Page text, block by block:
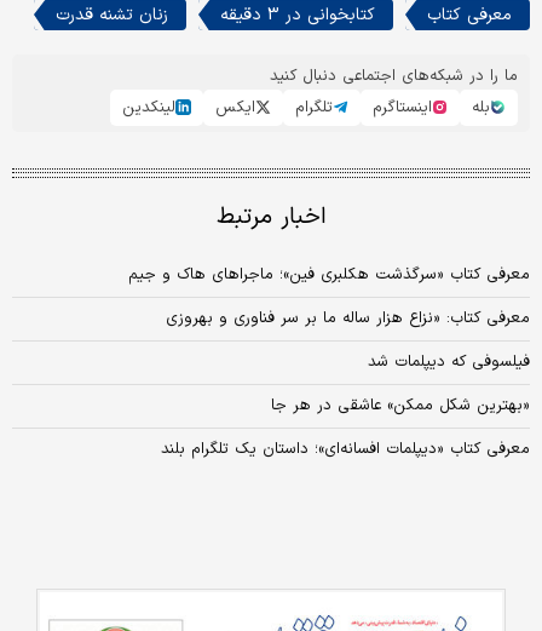
معرفی کتاب کتابخوانی در 3 دقیقه زنان تشنه قدرت
ما را در شبکه‌های اجتماعی دنبال کنید
بله
اینستاگرم تلگرام ایکس لینکدین
اخبار مرتبط
معرفی کتاب «سرگذشت هکلبری فین»؛ ماجراهای هاک و جیم
معرفی کتاب: «نزاع هزار ساله ما بر سر فناوری و بهروزی
فیلسوفی که دیپلمات شد
«بهترین شکل ممکن» عاشقی در هر جا
معرفی کتاب «دیپلمات افسانه‌ای»؛ داستان یک تلگرام بلند